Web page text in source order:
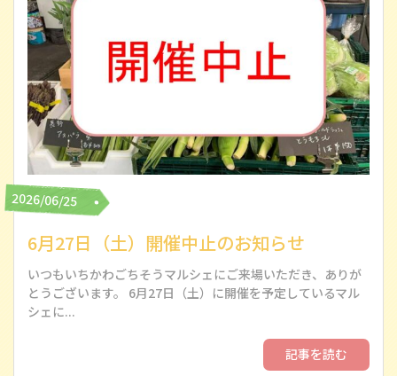
2026/06/25
6月27日（土）開催中止のお知らせ
いつもいちかわごちそうマルシェにご来場いただき、ありが
とうございます。 6月27日（土）に開催を予定しているマル
シェに...
記事を読む